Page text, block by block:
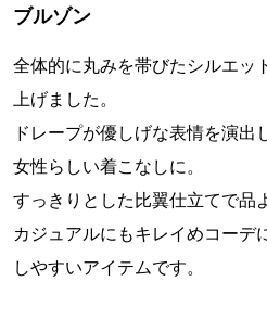
ブルゾン
全体的に丸みを帯びたシルエッ
上げました。
ドレープが優しげな表情を演出
女性らしい着こなしに。
すっきりとした比翼仕立てで品
カジュアルにもキレイめコーデ
しやすいアイテムです。